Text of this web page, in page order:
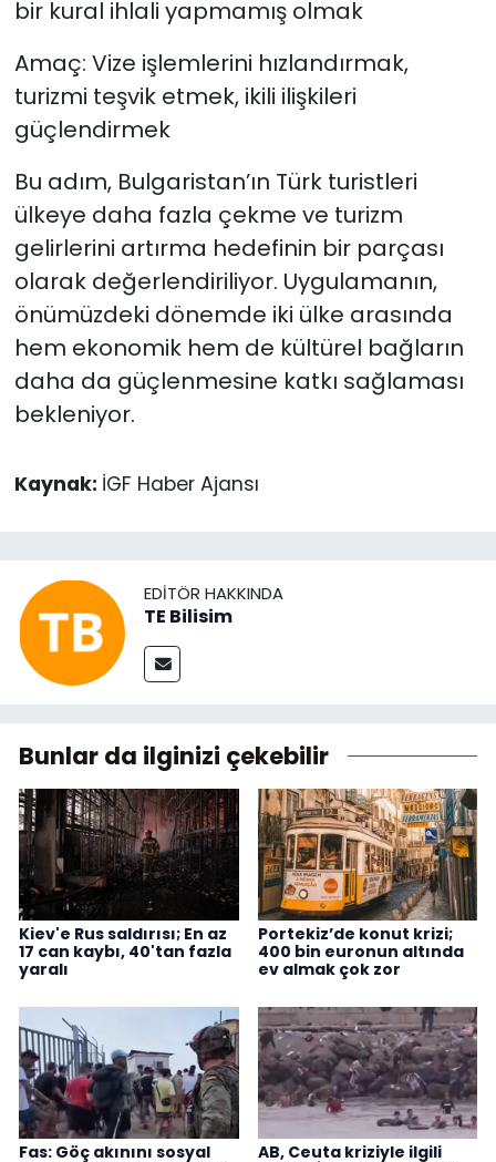
bir kural ihlali yapmamış olmak
Amaç: Vize işlemlerini hızlandırmak,
turizmi teşvik etmek, ikili ilişkileri
güçlendirmek
Bu adım, Bulgaristan’ın Türk turistleri
ülkeye daha fazla çekme ve turizm
gelirlerini artırma hedefinin bir parçası
olarak değerlendiriliyor. Uygulamanın,
önümüzdeki dönemde iki ülke arasında
hem ekonomik hem de kültürel bağların
daha da güçlenmesine katkı sağlaması
bekleniyor.
Kaynak: İGF Haber Ajansı
EDITÖR HAKKINDA
TE Bilisim
Bunlar da ilginizi çekebilir
Kiev'e Rus saldırısı; En az
17 can kaybı, 40'tan fazla
yaralı
Portekiz’de konut krizi;
400 bin euronun altında
ev almak çok zor
Fas: Göç akınını sosyal
AB, Ceuta kriziyle ilgili